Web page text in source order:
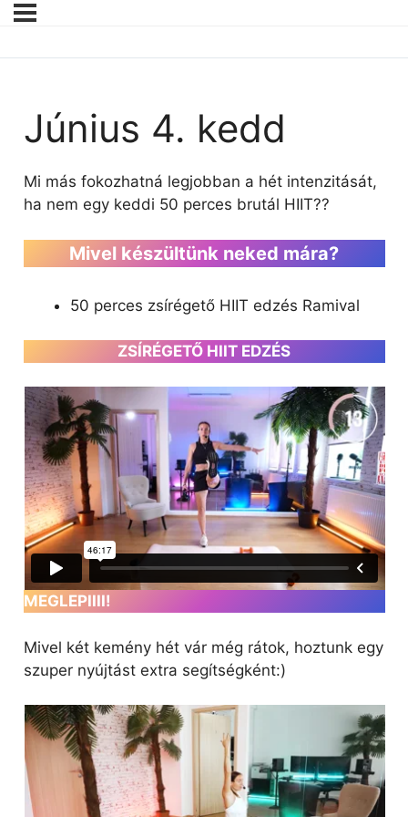
Június 4. kedd
Mi más fokozhatná legjobban a hét intenzitását,
ha nem egy keddi 50 perces brutál HIIT??
Mivel készültünk neked mára?
50 perces zsírégető HIIT edzés Ramival
ZSÍRÉGETŐ HIIT EDZÉS
MEGLEPIIII!
Mivel két kemény hét vár még rátok, hoztunk egy
szuper nyújtást extra segítségként:)